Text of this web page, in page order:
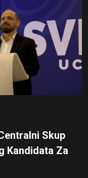
Skup
Kandidata Za